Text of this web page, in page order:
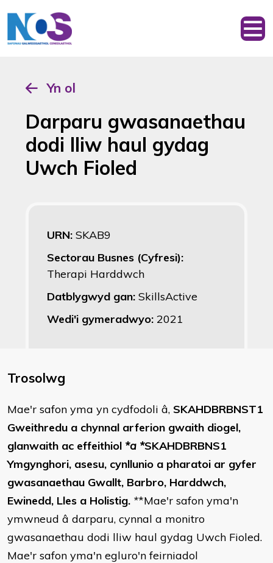
Yn ol
Darparu gwasanaethau
dodi lliw haul gydag
Uwch Fioled
URN: SKAB9
Sectorau Busnes (Cyfresi):
Therapi Harddwch
Datblygwyd gan: SkillsActive
Wedi'i gymeradwyo: 2021
Trosolwg
​Mae'r safon yma yn cydfodoli â, SKAHDBRBNST1
Gweithredu a chynnal arferion gwaith diogel,
glanwaith ac effeithiol *a *SKAHDBRBNS1
Ymgynghori, asesu, cynllunio a pharatoi ar gyfer
gwasanaethau Gwallt, Barbro, Harddwch,
Ewinedd, Lles a Holistig. **Mae'r safon yma'n
ymwneud â darparu, cynnal a monitro
gwasanaethau dodi lliw haul gydag Uwch Fioled.
Mae'r safon yma'n egluro'n feirniadol